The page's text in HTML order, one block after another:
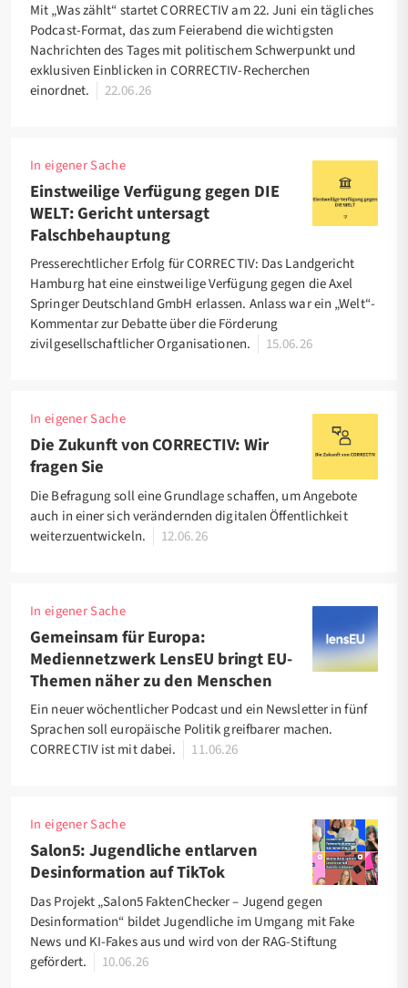
Mit „Was zählt“ startet CORRECTIV am 22. Juni ein tägliches
Podcast-Format, das zum Feierabend die wichtigsten
Nachrichten des Tages mit politischem Schwerpunkt und
exklusiven Einblicken in CORRECTIV-Recherchen
einordnet.
22.06.26
In eigener Sache
Einstweilige Verfügung gegen DIE
WELT: Gericht untersagt
Falschbehauptung
Presserechtlicher Erfolg für CORRECTIV: Das Landgericht
Hamburg hat eine einstweilige Verfügung gegen die Axel
Springer Deutschland GmbH erlassen. Anlass war ein „Welt“-
Kommentar zur Debatte über die Förderung
zivilgesellschaftlicher Organisationen.
15.06.26
In eigener Sache
Die Zukunft von CORRECTIV: Wir
fragen Sie
Die Befragung soll eine Grundlage schaffen, um Angebote
auch in einer sich verändernden digitalen Öffentlichkeit
weiterzuentwickeln.
12.06.26
In eigener Sache
Gemeinsam für Europa:
Mediennetzwerk LensEU bringt EU-
Themen näher zu den Menschen
Ein neuer wöchentlicher Podcast und ein Newsletter in fünf
Sprachen soll europäische Politik greifbarer machen.
CORRECTIV ist mit dabei.
11.06.26
In eigener Sache
Salon5: Jugendliche entlarven
Desinformation auf TikTok
Das Projekt „Salon5 FaktenChecker – Jugend gegen
Desinformation“ bildet Jugendliche im Umgang mit Fake
News und KI-Fakes aus und wird von der RAG-Stiftung
gefördert.
10.06.26